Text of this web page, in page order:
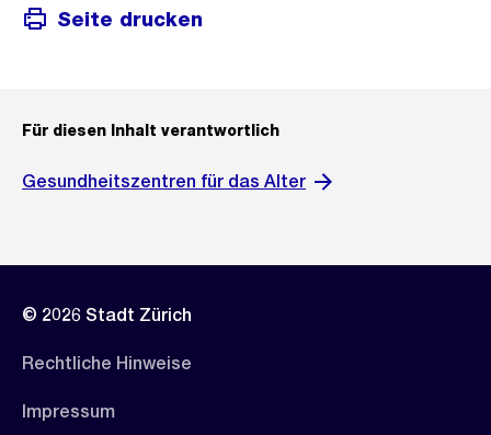
Seite drucken
Für diesen Inhalt verantwortlich
Gesundheitszentren für das Alter
© 2026 Stadt Zürich
Rechtliche Hinweise
Impressum